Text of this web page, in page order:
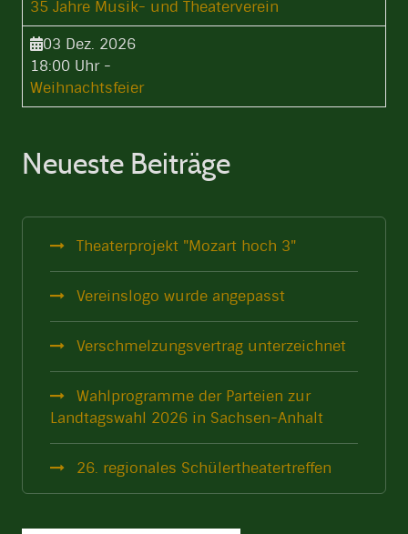
35 Jahre Musik- und Theaterverein
03 Dez. 2026
18:00 Uhr-
Weihnachtsfeier
Neueste Beiträge
Theaterprojekt "Mozart hoch 3"
Vereinslogo wurde angepasst
Verschmelzungsvertrag unterzeichnet
Wahlprogramme der Parteien zur
Landtagswahl 2026 in Sachsen-Anhalt
26. regionales Schülertheatertreffen